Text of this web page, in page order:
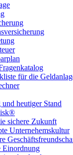
für die
heutiger Stand
sichere Zukunft
Unternehemskultur
Einordnung